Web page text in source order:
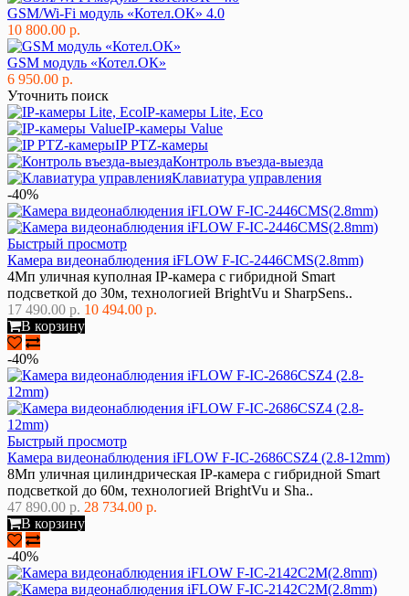
GSM/Wi-Fi модуль «Котел.ОК» 4.0
10 800.00 р.
GSM модуль «Котел.ОК»
6 950.00 р.
Уточнить поиск
IP-камеры Lite, Eco
IP-камеры Value
IP PTZ-камеры
Контроль въезда-выезда
Клавиатура управления
-40%
Быстрый просмотр
Камера видеонаблюдения iFLOW F-IC-2446CMS(2.8mm)
4Мп уличная куполная IP-камера с гибридной Smart
подсветкой до 30м, технологией BrightVu и SharpSens..
17 490.00 р. 10 494.00 р.
В корзину
-40%
Быстрый просмотр
Камера видеонаблюдения iFLOW F-IC-2686CSZ4 (2.8-12mm)
8Мп уличная цилиндрическая IP-камера c гибридной Smart
подсветкой до 60м, технологией BrightVu и Sha..
47 890.00 р. 28 734.00 р.
В корзину
-40%